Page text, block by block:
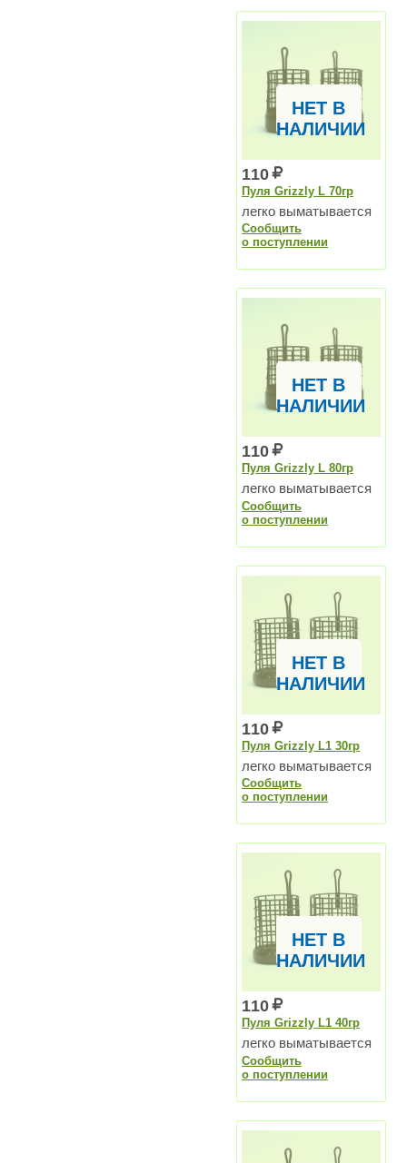
НЕТ В
НАЛИЧИИ
110
Пуля Grizzly L 70гр
легко выматывается
Сообщить
о поступлении
НЕТ В
НАЛИЧИИ
110
Пуля Grizzly L 80гр
легко выматывается
Сообщить
о поступлении
НЕТ В
НАЛИЧИИ
110
Пуля Grizzly L1 30гр
легко выматывается
Сообщить
о поступлении
НЕТ В
НАЛИЧИИ
110
Пуля Grizzly L1 40гр
легко выматывается
Сообщить
о поступлении